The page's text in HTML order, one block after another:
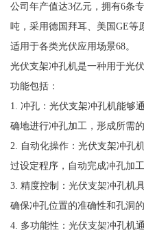
公司年产值达3亿元，拥有6条
吨，采用德国拜耳、美国GE等
适用于各类光伏应用场景68。
光伏支架冲孔机是一种用于光
功能包括：
1. 冲孔：光伏支架冲孔机能够
确地进行冲孔加工，形成所需的
2. 自动化操作：光伏支架冲孔
过设定程序，自动完成冲孔加
3. 精度控制：光伏支架冲孔机
确保冲孔位置的准确性和孔洞的
4. 多功能性：光伏支架冲孔机